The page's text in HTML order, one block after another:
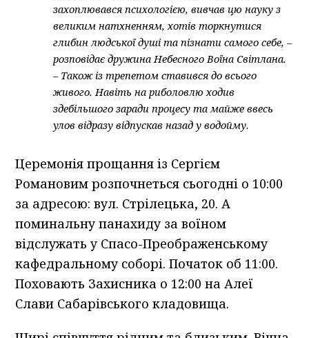
захоплювався психологією, вивчав цю науку з
великим натхненням, хотів торкнутися
глибин людської душі та пізнати самого себе, –
розповідає дружина Небесного Воїна Світлана.
– Також із трепетом ставився до всього
живого. Навіть на риболовлю ходив
здебільшого заради процесу та майже ввесь
улов відразу відпускав назад у водойму.
Церемонія прощання із Сергієм
Романовим розпочнеться сьогодні о 10:00
за адресою: вул. Стрілецька, 20. А
поминальну панахиду за воїном
відслужать у Спасо-Преображенському
кафедральному соборі. Початок об 11:00.
Поховають Захисника о 12:00 на Алеї
Слави Сабарівського кладовища.